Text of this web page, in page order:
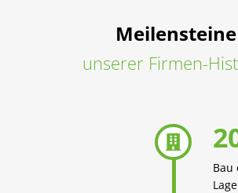
Meilensteine
unserer Firmen-

Bau